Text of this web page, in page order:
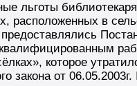
льготы
расположенных в
предоставлялись
которое
закона от